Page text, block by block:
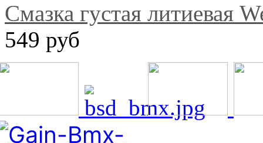
Смазка густая литиевая
549 руб